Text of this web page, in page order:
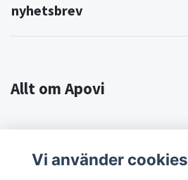
nyhetsbrev
Allt om Apovi
Om Apovi
Vi använder cookies